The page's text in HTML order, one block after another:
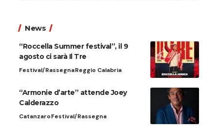
News
“Roccella Summer festival”, il 9
agosto ci sarà Il Tre
Festival/RassegnaReggio Calabria
“Armonie d’arte” attende Joey
Calderazzo
CatanzaroFestival/Rassegna